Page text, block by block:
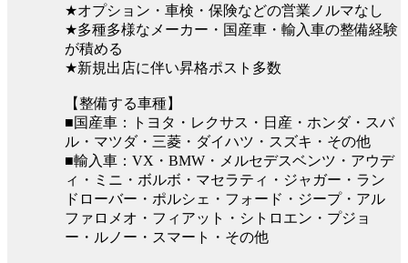
★オプション・車検・保険などの営業ノルマなし
★多種多様なメーカー・国産車・輸入車の整備経験
が積める
★新規出店に伴い昇格ポスト多数
【整備する車種】
■国産車：トヨタ・レクサス・日産・ホンダ・スバ
ル・マツダ・三菱・ダイハツ・スズキ・その他
■輸入車：VX・BMW・メルセデスベンツ・アウデ
ィ・ミニ・ボルボ・マセラティ・ジャガー・ラン
ドローバー・ポルシェ・フォード・ジープ・アル
ファロメオ・フィアット・シトロエン・プジョ
ー・ルノー・スマート・その他